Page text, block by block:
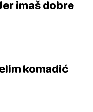
imaš dobre
komadić